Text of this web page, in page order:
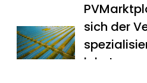
sich der
lohnt